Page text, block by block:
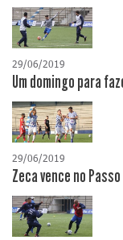
29/06/2019
Um domingo para
29/06/2019
Zeca vence no